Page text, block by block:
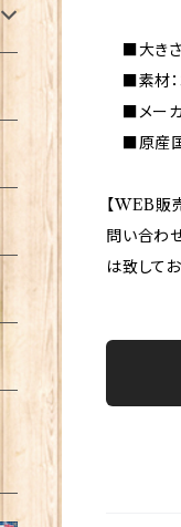
■大きさ
■素材：
■メーカ
■原産国
【WEB販
問い合わ
は致してお